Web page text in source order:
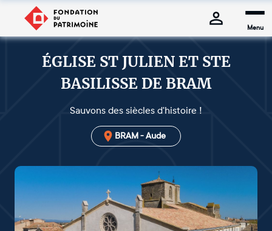
Menu
ÉGLISE ST JULIEN ET STE
BASILISSE DE BRAM
Sauvons des siècles d'histoire !
BRAM - Aude